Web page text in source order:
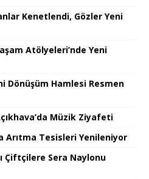
Kenetlendi, Gözler Yeni
Atölyeleri’nde Yeni
Dönüşüm Hamlesi Resmen
Müzik Ziyafeti
Arıtma Tesisleri Yenileniyor
Çiftçilere Sera Naylonu